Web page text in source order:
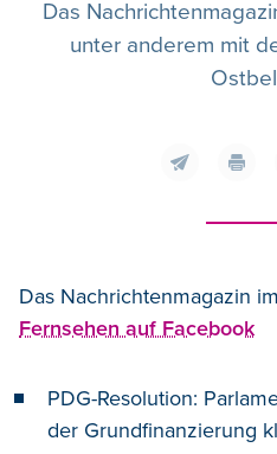
Das
unter anderem mit
Das Nachrichtenmagazin
Fernsehen auf Facebook
PDG-Resolution:
der Grundfinanzierung